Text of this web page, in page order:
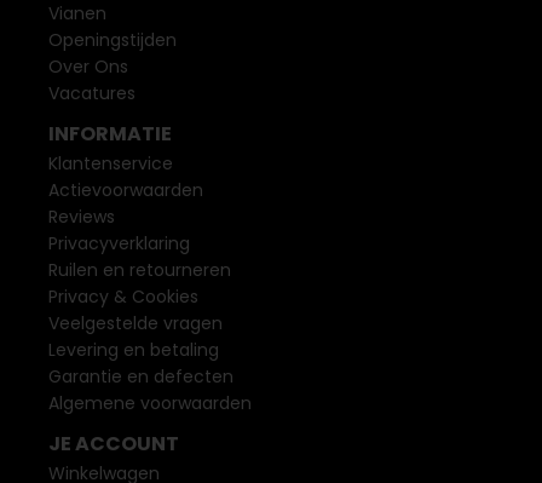
Vianen
Openingstijden
Over Ons
Vacatures
INFORMATIE
Klantenservice
Actievoorwaarden
Reviews
Privacyverklaring
Ruilen en retourneren
Privacy & Cookies
Veelgestelde vragen
Levering en betaling
Garantie en defecten
Algemene voorwaarden
JE ACCOUNT
Winkelwagen